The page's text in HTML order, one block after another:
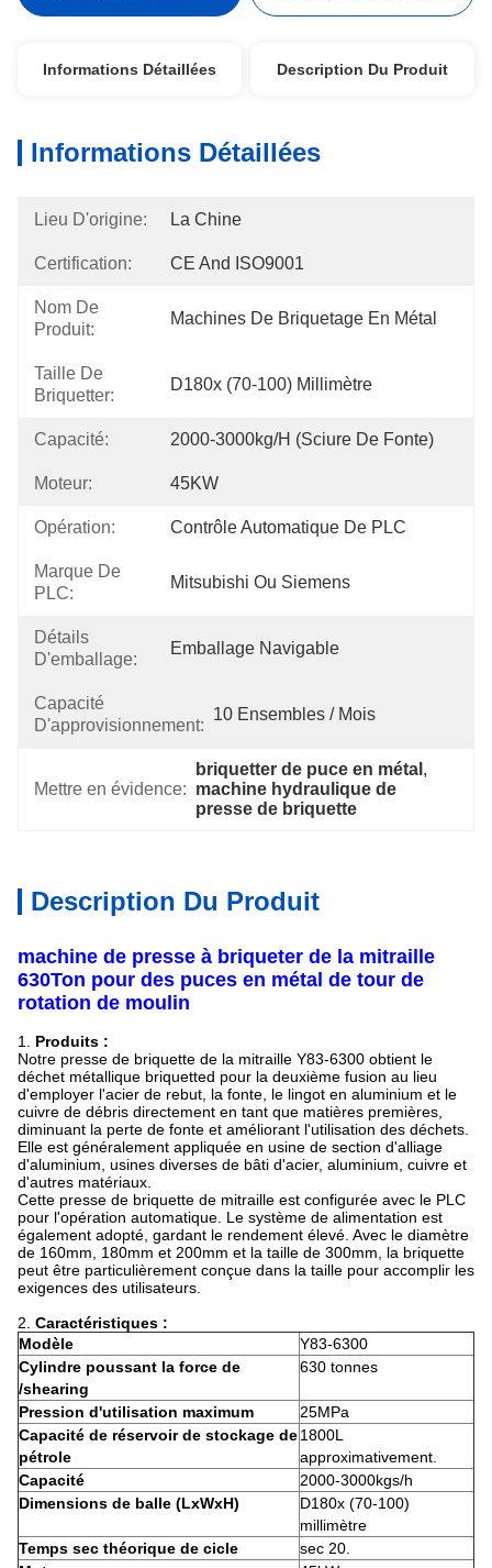
Informations Détaillées Description Du Produit
Informations Détaillées
Lieu D'origine: La Chine
Certification: CE And ISO9001
Nom De
Produit:
Machines De Briquetage En Métal
Taille De
Briquetter:
D180x (70-100) Millimètre
Capacité: 2000-3000kg/h (sciure De Fonte)
Moteur: 45KW
Opération: Contrôle Automatique De PLC
Marque De
PLC:
Mitsubishi Ou Siemens
Détails
D'emballage:
Emballage Navigable
Capacité
D'approvisionnement:
10 Ensembles / Mois
Mettre en évidence:
briquetter de puce en métal ,
machine hydraulique de
presse de briquette
Description Du Produit
machine de presse à briqueter de la mitraille
630Ton pour des puces en métal de tour de
rotation de moulin
1. Produits :
Notre presse de briquette de la mitraille Y83-6300 obtient le
déchet métallique briquetted pour la deuxième fusion au lieu
d'employer l'acier de rebut, la fonte, le lingot en aluminium et le
cuivre de débris directement en tant que matières premières,
diminuant la perte de fonte et améliorant l'utilisation des déchets.
Elle est généralement appliquée en usine de section d'alliage
d'aluminium, usines diverses de bâti d'acier, aluminium, cuivre et
d'autres matériaux.
Cette presse de briquette de mitraille est configurée avec le PLC
pour l'opération automatique. Le système de alimentation est
également adopté, gardant le rendement élevé. Avec le diamètre
de 160mm, 180mm et 200mm et la taille de 300mm, la briquette
peut être particulièrement conçue dans la taille pour accomplir les
exigences des utilisateurs.
2. Caractéristiques :
Modèle
Y83-6300
Cylindre poussant la force de
/shearing
630 tonnes
Pression d'utilisation maximum
25MPa
Capacité de réservoir de stockage de
pétrole
1800L
approximativement.
Capacité
2000-3000kgs/h
Dimensions de balle (LxWxH)
D180x (70-100)
millimètre
Temps sec théorique de cicle
sec 20.